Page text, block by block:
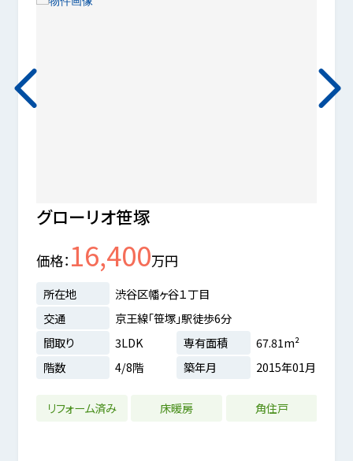
グローリオ笹塚
価格 16,400万円
所在地
渋谷区幡ヶ谷１丁目
交通
京王線「笹塚」駅徒歩6分
間取り
3LDK 専有面積
67.81m²
階数
4/8階 築年月 2015年01月
リフォーム済み 床暖房 角住戸